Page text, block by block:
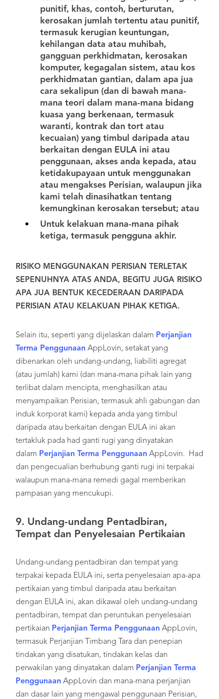
punitif, khas, contoh, berturutan,
kerosakan jumlah tertentu atau punitif,
termasuk kerugian keuntungan,
kehilangan data atau muhibah,
gangguan perkhidmatan, kerosakan
komputer, kegagalan sistem, atau kos
perkhidmatan gantian, dalam apa jua
cara sekalipun (dan di bawah mana-
mana teori dalam mana-mana bidang
kuasa yang berkenaan, termasuk
waranti, kontrak dan tort atau
kecuaian) yang timbul daripada atau
berkaitan dengan EULA ini atau
penggunaan, akses anda kepada, atau
ketidakupayaan untuk menggunakan
atau mengakses Perisian, walaupun jika
kami telah dinasihatkan tentang
kemungkinan kerosakan tersebut; atau
Untuk kelakuan mana-mana pihak
ketiga, termasuk pengguna akhir.
RISIKO MENGGUNAKAN PERISIAN TERLETAK
SEPENUHNYA ATAS ANDA, BEGITU JUGA RISIKO
APA JUA BENTUK KECEDERAAN DARIPADA
PERISIAN ATAU KELAKUAN PIHAK KETIGA.
Selain itu, seperti yang dijelaskan dalam Perjanjian
Terma Penggunaan AppLovin, setakat yang
dibenarkan oleh undang-undang, liabiliti agregat
(atau jumlah) kami (dan mana-mana pihak lain yang
terlibat dalam mencipta, menghasilkan atau
menyampaikan Perisian, termasuk ahli gabungan dan
induk korporat kami) kepada anda yang timbul
daripada atau berkaitan dengan EULA ini akan
tertakluk pada had ganti rugi yang dinyatakan
dalam Perjanjian Terma Penggunaan AppLovin. Had
dan pengecualian berhubung ganti rugi ini terpakai
walaupun mana-mana remedi gagal memberikan
pampasan yang mencukupi.
9. Undang-undang Pentadbiran,
Tempat dan Penyelesaian Pertikaian
Undang-undang pentadbiran dan tempat yang
terpakai kepada EULA ini, serta penyelesaian apa-apa
pertikaian yang timbul daripada atau berkaitan
dengan EULA ini, akan dikawal oleh undang-undang
pentadbiran, tempat dan peruntukan penyelesaian
pertikaian Perjanjian Terma Penggunaan AppLovin,
termasuk Perjanjian Timbang Tara dan penepian
tindakan yang disatukan, tindakan kelas dan
perwakilan yang dinyatakan dalam Perjanjian Terma
Penggunaan AppLovin dan mana-mana perjanjian
dan dasar lain yang mengawal penggunaan Perisian,